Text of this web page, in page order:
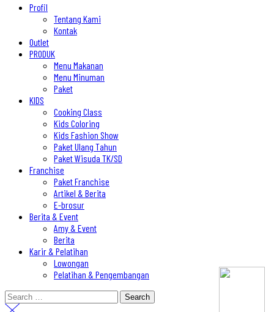
Profil
Tentang Kami
Kontak
Outlet
PRODUK
Menu Makanan
Menu Minuman
Paket
KIDS
Cooking Class
Kids Coloring
Kids Fashion Show
Paket Ulang Tahun
Paket Wisuda TK/SD
Franchise
Paket Franchise
Artikel & Berita
E-brosur
Berita & Event
Amy & Event
Berita
Karir & Pelatihan
Lowongan
Pelatihan & Pengembangan
Search
for: